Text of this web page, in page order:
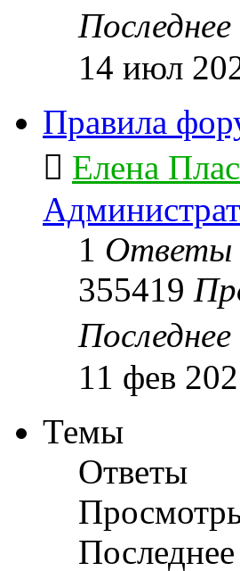
14 июл
Правила
Елена
1 Ответы
355419
11 фев
Темы
Ответы